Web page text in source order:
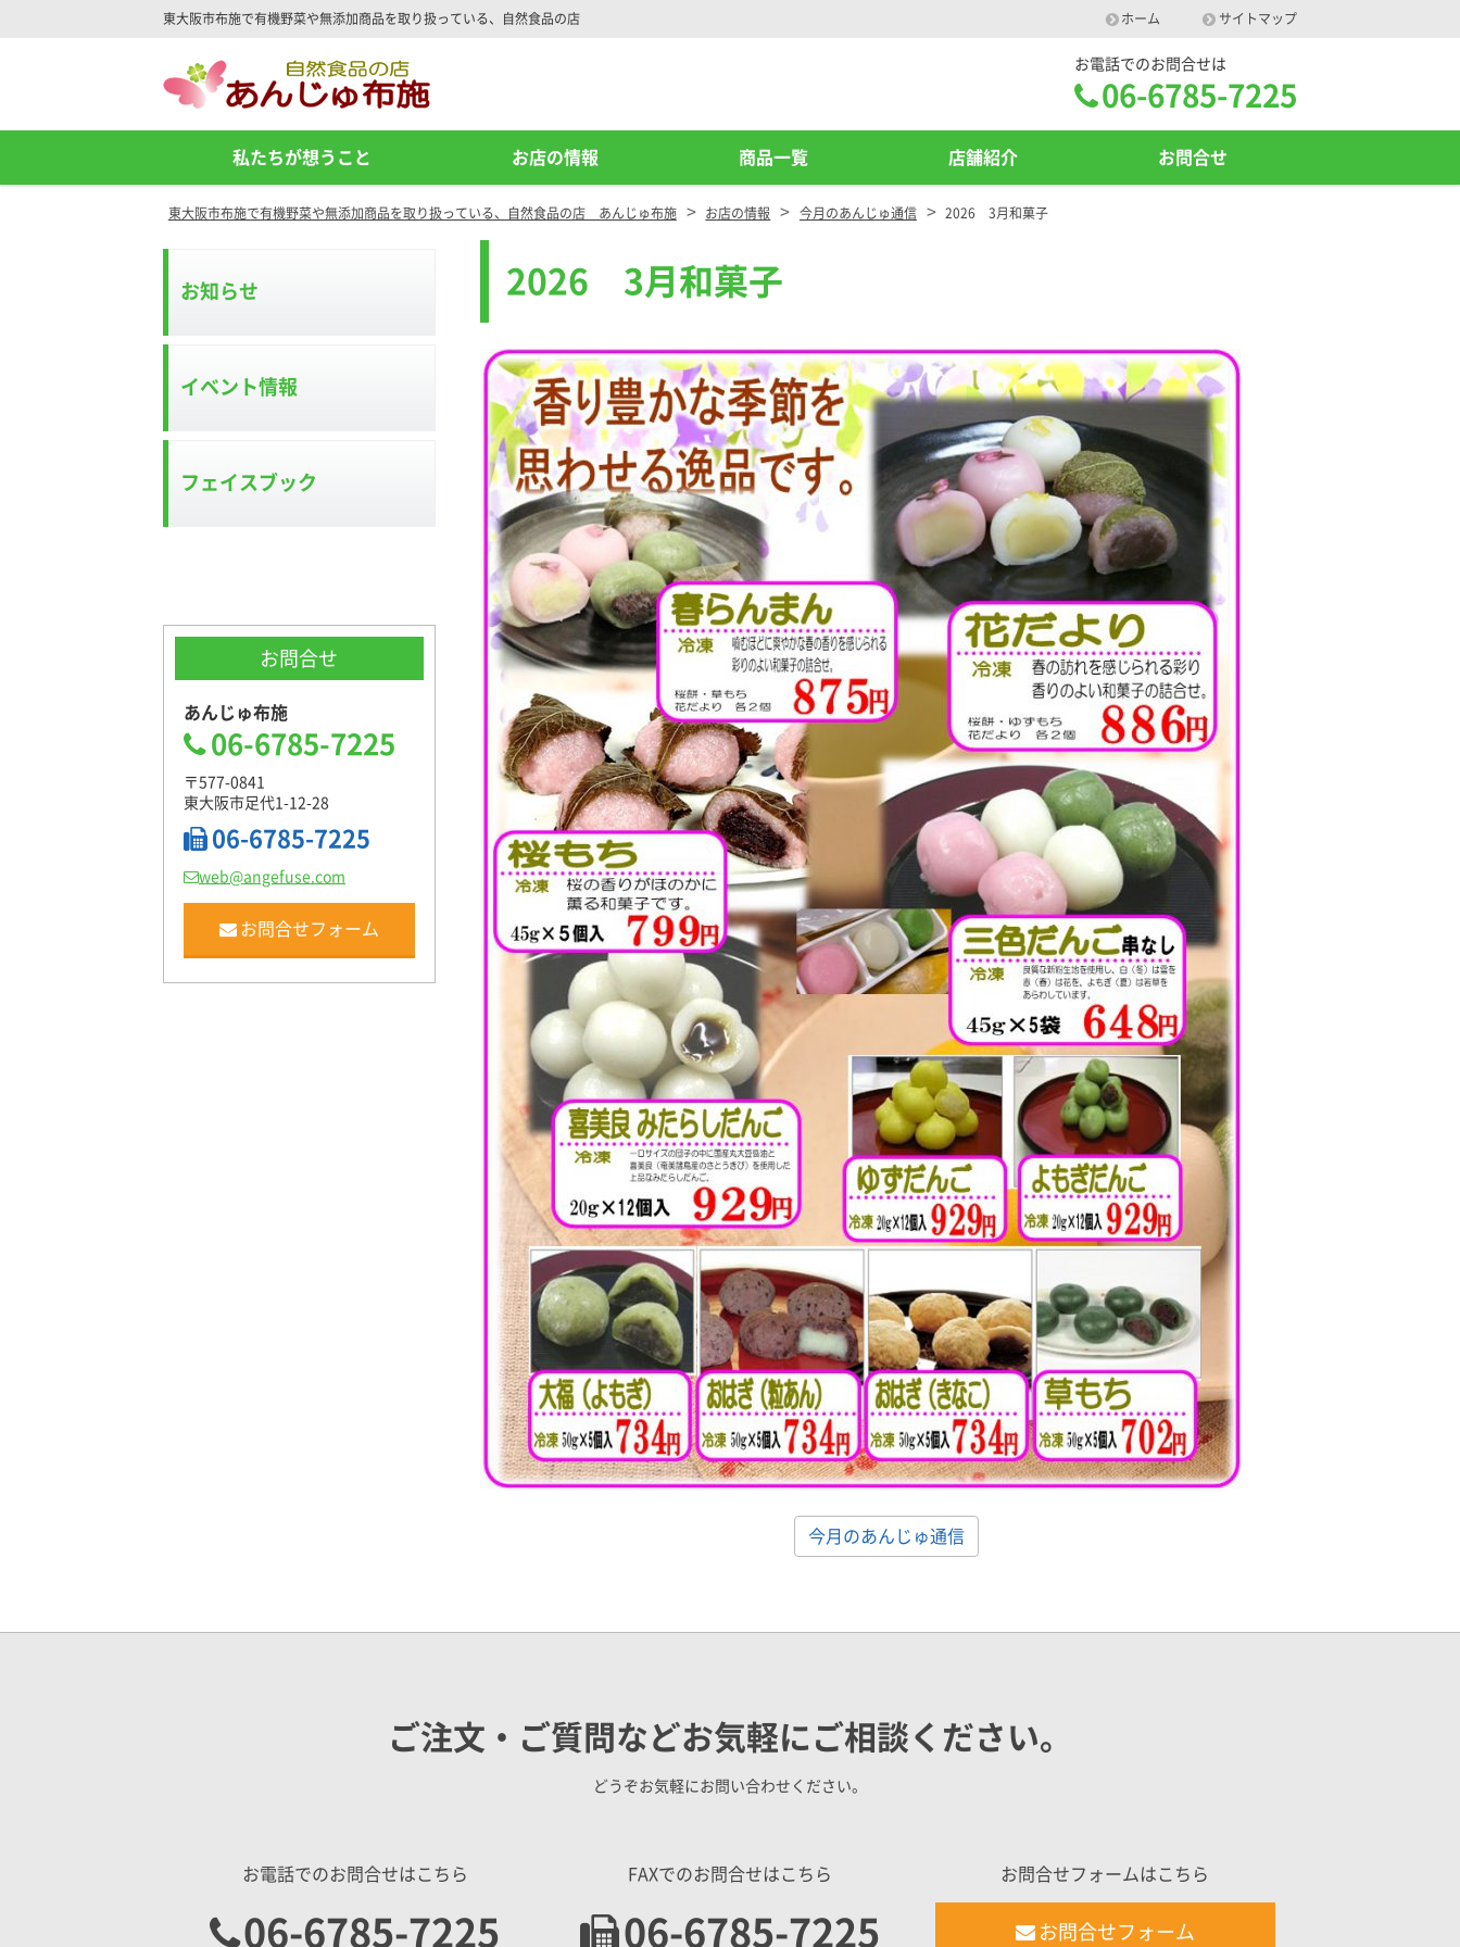
東大阪市布施で有機野菜や無添加商品を取り扱っている、自然食品の店 ホーム サイトマップ
お電話でのお問合せは
06-6785-7225
私たちが想うこと お店の情報 商品一覧 店舗紹介 お問合せ
東大阪市布施で有機野菜や無添加商品を取り扱っている、自然食品の店 あんじゅ布施 > お店の情報 > 今月のあんじゅ通信 > 2026 3月和菓子
2026 3月和菓子
今月のあんじゅ通信
お知らせ
イベント情報
フェイスブック
お問合せ
あんじゅ布施
06-6785-7225
〒577-0841
東大阪市足代1-12-28
06-6785-7225
web@angefuse.com
お問合せフォーム
ご注文・ご質問などお気軽にご相談ください。
どうぞお気軽にお問い合わせください。
お電話でのお問合せはこちら
06-6785-7225
FAXでのお問合せはこちら
06-6785-7225
お問合せフォームはこちら
お問合せフォーム